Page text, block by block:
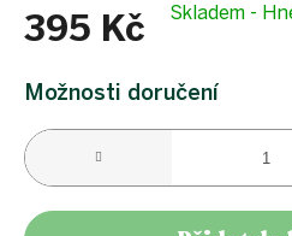
395 Kč
cena:
Skladem -
Možnosti doručení